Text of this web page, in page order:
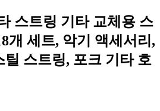
스트링 기타 교체용 스
개 세트, 악기 액세서리,
틸 스트링, 포크 기타 호